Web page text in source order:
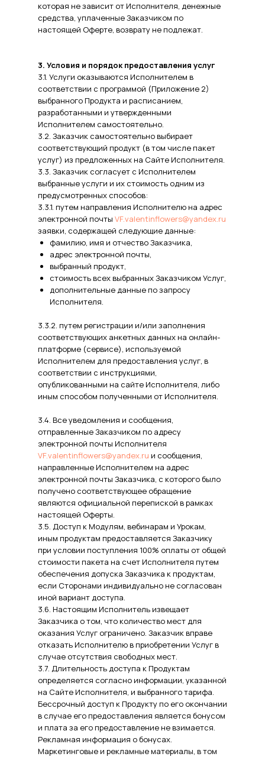
которая не зависит от Исполнителя, денежные
средства, уплаченные Заказчиком по
настоящей Оферте, возврату не подлежат.
3. Условия и порядок предоставления услуг
3.1. Услуги оказываются Исполнителем в
соответствии с программой (Приложение 2)
выбранного Продукта и расписанием,
разработанными и утвержденными
Исполнителем самостоятельно.
3.2. Заказчик самостоятельно выбирает
соответствующий продукт (в том числе пакет
услуг) из предложенных на Сайте Исполнителя.
3.3. Заказчик согласует с Исполнителем
выбранные услуги и их стоимость одним из
предусмотренных способов:
3.3.1. путем направления Исполнителю на адрес
электронной почты VF.valentinflowers@yandex.ru
заявки, содержащей следующие данные:
фамилию, имя и отчество Заказчика,
адрес электронной почты,
выбранный продукт,
стоимость всех выбранных Заказчиком Услуг,
дополнительные данные по запросу
Исполнителя.
3.3.2. путем регистрации и/или заполнения
соответствующих анкетных данных на онлайн-
платформе (сервисе), используемой
Исполнителем для предоставления услуг, в
соответствии с инструкциями,
опубликованными на сайте Исполнителя, либо
иным способом полученными от Исполнителя.
3.4. Все уведомления и сообщения,
отправленные Заказчиком по адресу
электронной почты Исполнителя
VF.valentinflowers@yandex.ru и сообщения,
направленные Исполнителем на адрес
электронной почты Заказчика, с которого было
получено соответствующее обращение
являются официальной перепиской в рамках
настоящей Оферты.
3.5. Доступ к Модулям, вебинарам и Урокам,
иным продуктам предоставляется Заказчику
при условии поступления 100% оплаты от общей
стоимости пакета на счет Исполнителя путем
обеспечения допуска Заказчика к продуктам,
если Сторонами индивидуально не согласован
иной вариант доступа.
3.6. Настоящим Исполнитель извещает
Заказчика о том, что количество мест для
оказания Услуг ограничено. Заказчик вправе
отказать Исполнителю в приобретении Услуг в
случае отсутствия свободных мест.
3.7. Длительность доступа к Продуктам
определяется согласно информации, указанной
на Сайте Исполнителя, и выбранного тарифа.
Бессрочный доступ к Продукту по его окончании
в случае его предоставления является бонусом
и плата за его предоставление не взимается.
Рекламная информация о бонусах.
Маркетинговые и рекламные материалы, в том